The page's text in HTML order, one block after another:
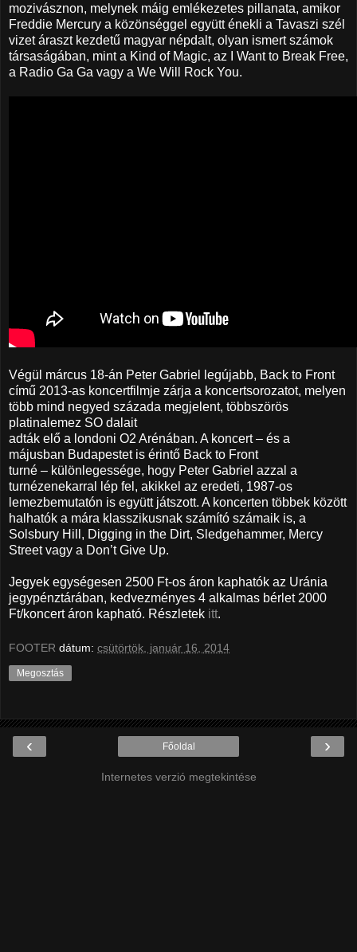
mozivásznon, melynek máig emlékezetes pillanata, amikor
Freddie Mercury a közönséggel együtt énekli a Tavaszi szél
vizet áraszt kezdetű magyar népdalt, olyan ismert számok
társaságában, mint a Kind of Magic, az I Want to Break Free,
a Radio Ga Ga vagy a We Will Rock You.
Végül márcus 18-án Peter Gabriel legújabb, Back to Front
című 2013-as koncertfilmje zárja a koncertsorozatot, melyen
több mind negyed százada megjelent, többszörös
platinalemez SO dalait
adták elő a londoni O2 Arénában. A koncert – és a
májusban Budapestet is érintő Back to Front
turné – különlegessége, hogy Peter Gabriel azzal a
turnézenekarral lép fel, akikkel az eredeti, 1987-os
lemezbemutatón is együtt játszott. A koncerten többek között
halhatók a mára klasszikusnak számító számaik is, a
Solsbury Hill, Digging in the Dirt, Sledgehammer, Mercy
Street vagy a Don’t Give Up.
Jegyek egységesen 2500 Ft-os áron kaphatók az Uránia
jegypénztárában, kedvezményes 4 alkalmas bérlet 2000
Ft/koncert áron kapható. Részletek itt.
FOOTER dátum: csütörtök, január 16, 2014
Megosztás
‹ ›
Főoldal
Internetes verzió megtekintése